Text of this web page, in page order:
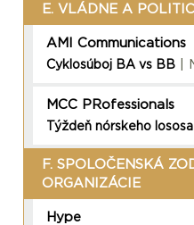
E. VLÁDNE A
AMI Communications
Cyklosúboj BA vs BB |
MCC PRofessionals
Týždeň nórskeho lososa
F. SPOLOČENSKÁ
ORGANIZÁCIE
Hype